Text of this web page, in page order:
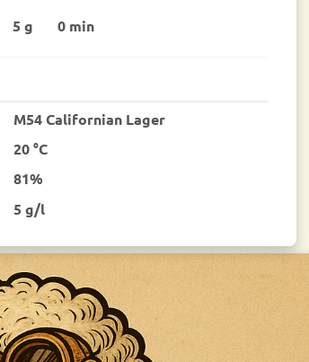
5 g 0 min
M54 Californian Lager
20 °C
81%
5 g/l